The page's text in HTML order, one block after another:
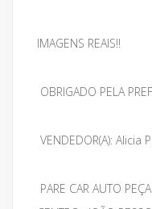
IMAGENS REAIS!!
OBRIGADO PELA
VENDEDOR(A): Alicia
PARE CAR AUTO